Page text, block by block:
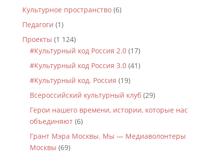
Культурное пространство(6)
Педагоги (1)
Проекты (1 124)
#Культурный код Россия 2.0(17)
#Культурный код Россия 3.0(41)
#Культурный код. Россия (19)
Всероссийский культурный клуб(29)
Герои нашего времени, истории, которые нас
объединяют(6)
Грант Мэра Москвы. Мы — Медиаволонтеры
Москвы (69)